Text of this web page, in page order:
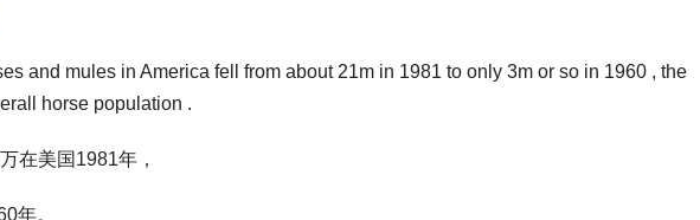
and mules in America fell from about 21m in 1981 to only 3m or so in 1960 , the
horse population .
在美国1981年，
年。